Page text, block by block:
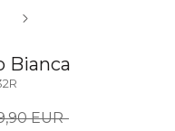
Bianca
EUR